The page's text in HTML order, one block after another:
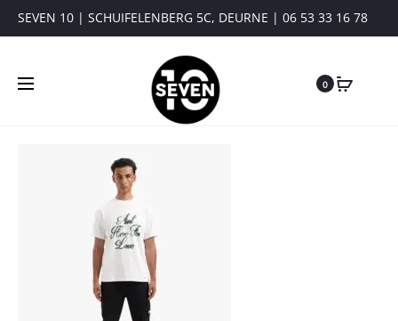
SEVEN 10 | SCHUIFELENBERG 5C, DEURNE | 06 53 33 16 78
0